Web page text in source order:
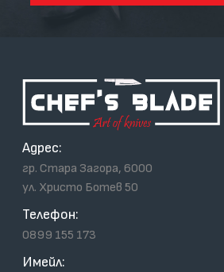
Адрес:
гр. Стара Загора, 6000
ул. Христо Ботев 50
Телефон:
0899 155 173
Имейл: